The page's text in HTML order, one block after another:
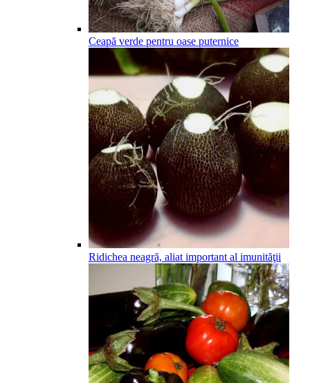
Ceapă verde pentru oase puternice
Ridichea neagră, aliat important al imunităţii